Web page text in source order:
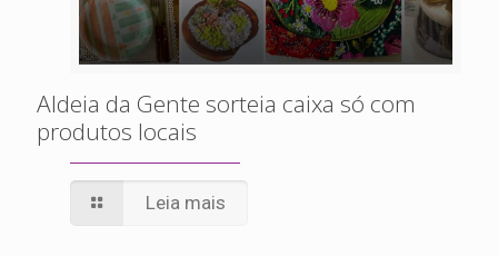
Aldeia da Gente sorteia caixa só com
produtos locais
Leia mais